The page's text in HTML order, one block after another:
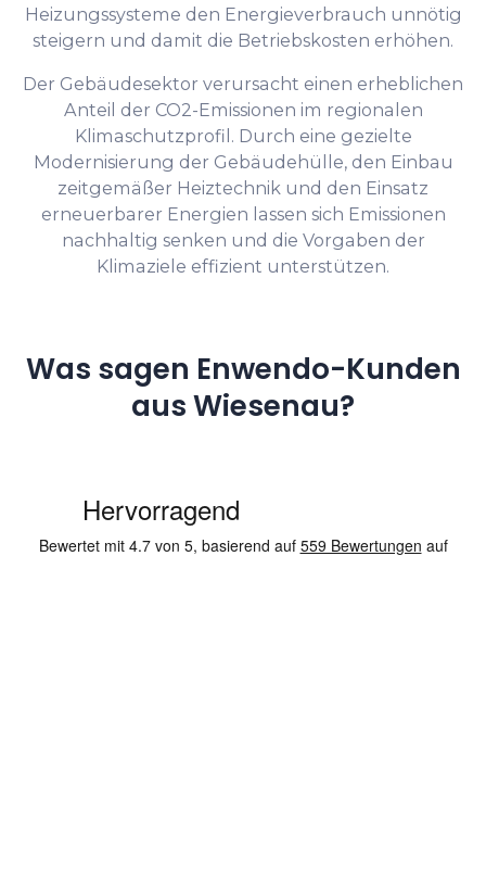
Heizungssysteme den Energieverbrauch unnötig
steigern und damit die Betriebskosten erhöhen.
Der Gebäudesektor verursacht einen erheblichen
Anteil der CO2-Emissionen im regionalen
Klimaschutzprofil. Durch eine gezielte
Modernisierung der Gebäudehülle, den Einbau
zeitgemäßer Heiztechnik und den Einsatz
erneuerbarer Energien lassen sich Emissionen
nachhaltig senken und die Vorgaben der
Klimaziele effizient unterstützen.
Was sagen Enwendo-Kunden
aus Wiesenau?